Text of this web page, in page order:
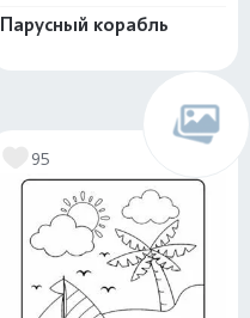
Парусный корабль
95